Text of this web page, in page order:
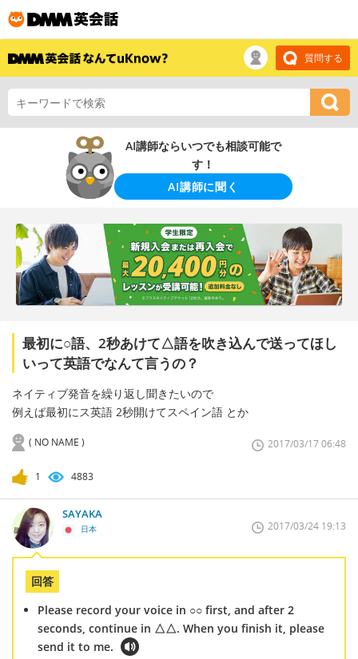
質問する
AI講師ならいつでも相談可能で
す！
AI講師に聞く
最初に○語、2秒あけて△語を吹き込んで送ってほし
いって英語でなんて言うの？
ネイティブ発音を繰り返し聞きたいので
例えば最初にス英語 2秒開けてスペイン語 とか
( NO NAME ) 2017/03/17 06:48
1 4883
SAYAKA
日本 2017/03/24 19:13
回答
Please record your voice in ○○ first, and after 2
seconds, continue in △△. When you finish it, please
send it to me.